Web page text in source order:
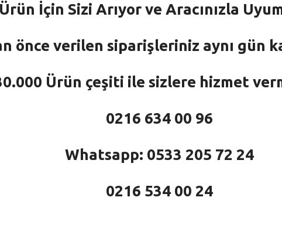
İçin Sizi Arıyor ve Aracınızla
önce verilen siparişleriniz aynı gün
Ürün çeşiti ile sizlere hizmet
0216 634 00 96
Whatsapp: 0533 205 72 24
0216 534 00 24